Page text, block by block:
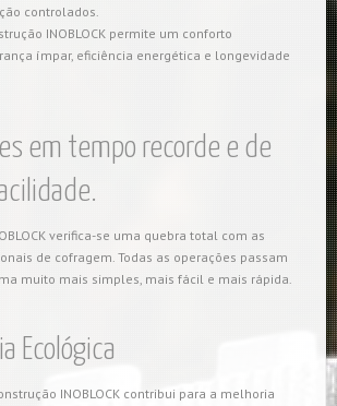
controlados.
INOBLOCK permite um conforto
ímpar, eficiência energética e longevidade
em tempo recorde e de
verifica-se uma quebra total com as
de cofragem. Todas as operações passam
muito mais simples, mais fácil e mais rápida.
Ecológica
INOBLOCK contribui para a melhoria